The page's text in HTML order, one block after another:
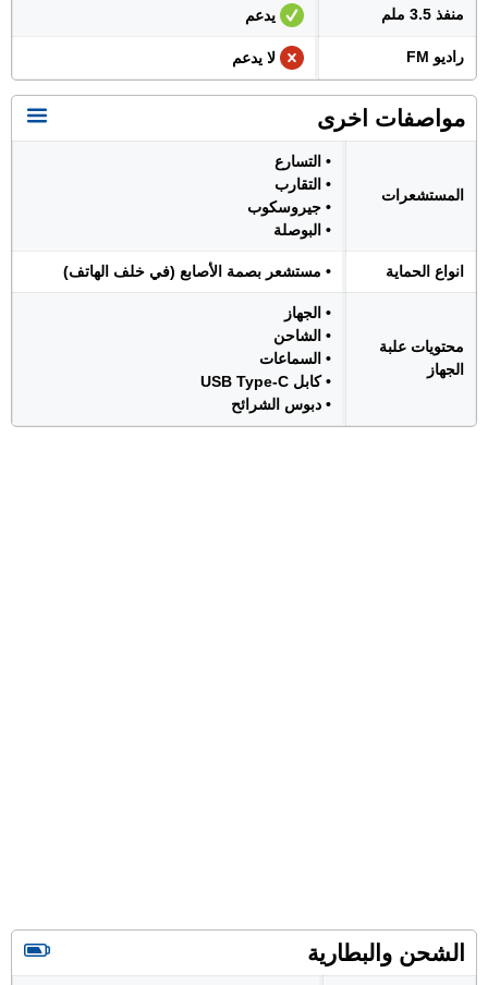
منفذ 3.5 ملم يدعم
راديو FM لا يدعم
مواصفات اخرى
المستشعرات
• التسارع
• التقارب
• جيروسكوب
• البوصلة
انواع الحماية • مستشعر بصمة الأصابع (في خلف الهاتف)
محتويات علبة
الجهاز
• الجهاز
• الشاحن
• السماعات
• كابل USB Type-C
• دبوس الشرائح
الشحن والبطارية